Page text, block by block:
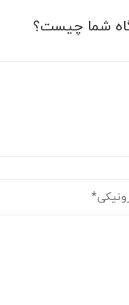
شما چیست؟